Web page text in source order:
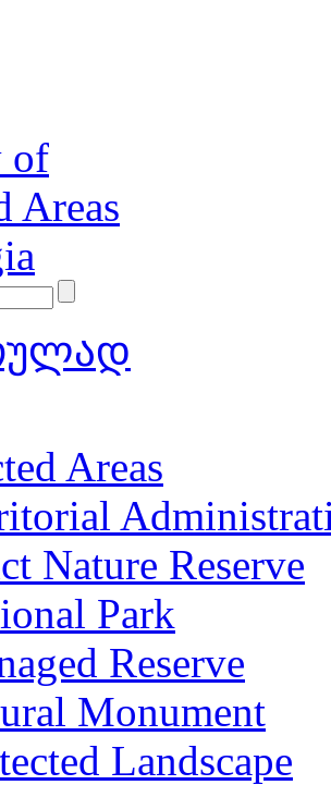
Areas
Nature Reserve
Park
Reserve
Monument
Landscape